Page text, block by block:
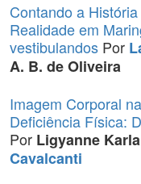
Contando a
Realidade em
vestibulandos Por
A. B. de Oliveira
Imagem Corporal
Deficiência Física:
Por Ligyanne
Cavalcanti